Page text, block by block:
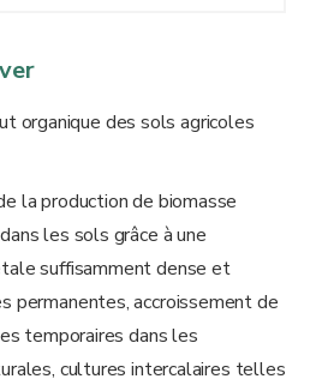
analysés
organique des sols agricoles
la production de biomasse
les sols grâce à une
suffisamment dense et
permanentes, accroissement de
temporaires dans les
cultures intercalaires telles